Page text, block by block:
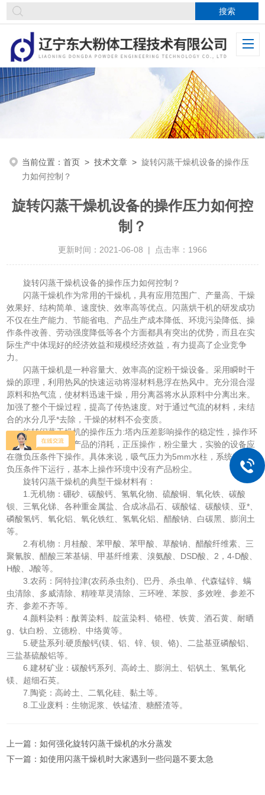
当前位置：首页 >技术文章 >旋转闪蒸干燥机设备的操作压
力如何控制？
旋转闪蒸干燥机设备的操作压力如何控
制？
更新时间：2021-06-08 | 点击率：1966
旋转闪蒸干燥机设备的操作压力如何控制？
闪蒸干燥机作为常用的干燥机，具有应用范围广、产量高、干燥
效果好、结构简单、速度快、效率高等优点。闪蒸烘干机的研发成功
不仅在生产能力、节能省电、产品生产成本降低、环境污染降低、操
作条件改善、劳动强度降低等各个方面都具有突出的优势，而且在实
际生产中体现好的经济效益和规模经济效益，有力提高了企业竞争
力。
闪蒸干燥机是一种容量大、效率高的淀粉干燥设备。采用瞬时干
燥的原理，利用热风的快速运动将湿材料悬浮在热风中。充分混合湿
原料和热气流，使材料迅速干燥，用分离器将水从原料中分离出来。
加强了整个干燥过程，提高了传热速度。对于通过气流的材料，未结
合的水分几乎*去除，干燥的材料不会变质。
旋转闪蒸干燥机的操作压力:塔内压差影响操作的稳定性，操作环
境粉尘量的大小和产品的消耗，正压操作，粉尘量大，实验的设备应
在微负压条件下操作。具体来说，吸气压力为5mm水柱，系统整体在
负压条件下运行，基本上操作环境中没有产品粉尘。
旋转闪蒸干燥机的典型干燥材料有：
1.无机物：硼砂、碳酸钙、氢氧化物、硫酸铜、氧化铁、碳酸
钡、三氧化锑、各种重金属盐、合成冰晶石、碳酸锰、碳酸镁、亚*、
磷酸氢钙、氧化铝、氧化铁红、氢氧化铝、醋酸钠、白碳黑、膨润土
等。
2.有机物：月桂酸、苯甲酸、苯甲酸、草酸钠、醋酸纤维素、三
聚氰胺、醋酸三苯基锡、甲基纤维素、溴氨酸、DSD酸、2，4-D酸、
H酸、J酸等。
3.农药：阿特拉津(农药杀虫剂)、巴丹、杀虫单、代森锰锌、螨
虫清除、多威清除、精喹草灵清除、三环唑、苯胺、多效唑、参差不
齐、参差不齐等。
4.颜料染料：酞菁染料、靛蓝染料、铬橙、铁黄、酒石黄、耐晒
g、钛白粉、立德粉、中络黄等。
5.硬盐系列:硬质酸钙(镁、铝、锌、钡、铬)、二盐基亚磷酸铝、
三盐基硫酸铝等。
6.建材矿业：碳酸钙系列、高岭土、膨润土、铝钒土、氢氧化
镁、超细石英。
7.陶瓷：高岭土、二氧化硅、黏土等。
8.工业废料：生物泥浆、铁锰渣、糖醛渣等。
上一篇：如何强化旋转闪蒸干燥机的水分蒸发
下一篇：如使用闪蒸干燥机时大家遇到一些问题不要太急